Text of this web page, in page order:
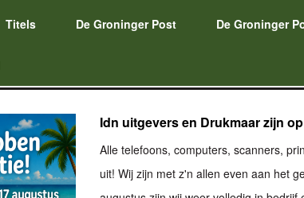
Titels De Groninger Post De Groninger
Idn uitgevers en Drukmaar zijn
Alle telefoons, computers, scanners,
uit! Wij zijn met z'n allen even aan het